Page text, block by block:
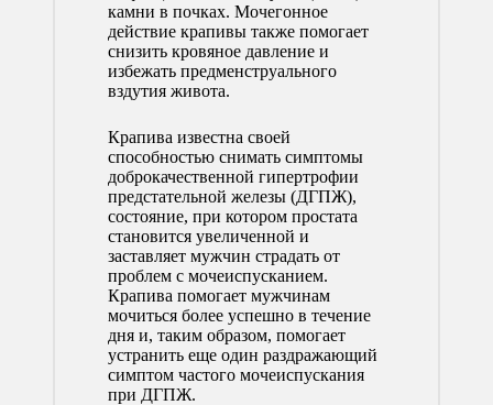
камни в почках. Мочегонное
действие крапивы также помогает
снизить кровяное давление и
избежать предменструального
вздутия живота.
Крапива известна своей
способностью снимать симптомы
доброкачественной гипертрофии
предстательной железы (ДГПЖ),
состояние, при котором простата
становится увеличенной и
заставляет мужчин страдать от
проблем с мочеиспусканием.
Крапива помогает мужчинам
мочиться более успешно в течение
дня и, таким образом, помогает
устранить еще один раздражающий
симптом частого мочеиспускания
при ДГПЖ.